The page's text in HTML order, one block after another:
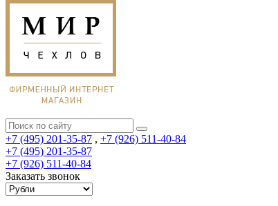
+7 (495) 201-35-87 , +7 (926) 511-40-84
+7 (495) 201-35-87
+7 (926) 511-40-84
Заказать звонок